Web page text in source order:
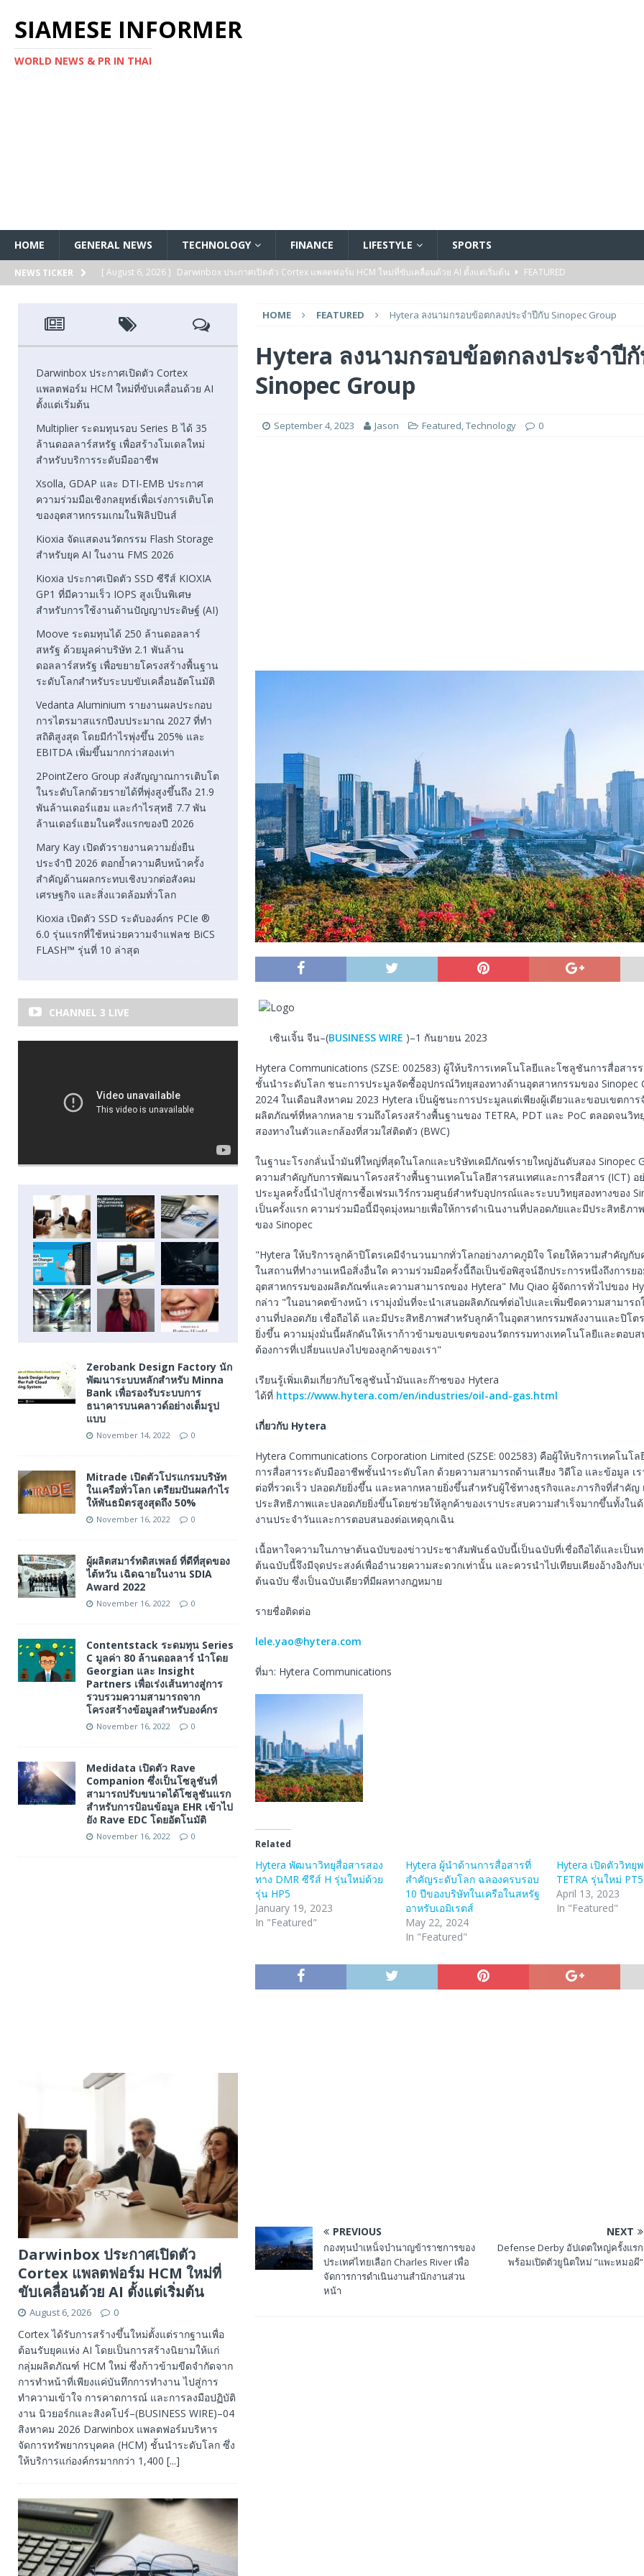
SIAMESE INFORMER
WORLD NEWS & PR IN THAI
HOME GENERAL NEWS TECHNOLOGY FINANCE LIFESTYLE SPORTS
NEWS TICKER [ August 6, 2026 ] Darwinbox ประกาศเปิดตัว Cortex แพลตฟอร์ม HCM ใหม่ที่ขับเคลื่อนด้วย AI ตั้งแต่เริ่มต้น
FEATURED
FEATURED
[ August 6, 2026 ] Xsolla, GDAP และ DTI-EMB ประกาศความร่วมมือเชิงกลยุทธ์เพื่อเร่งการเติบโตของอุตสาหกรรมเกมในฟิลิปปินส์
FEATURED
[ August 5, 2026 ] Kioxia จัดแสดงนวัตกรรม Flash Storage สำหรับยุค AI ในงาน FMS 2026
FEATURED
HOME FEATURED Hytera ลงนามกรอบข้อตกลงประจำปีกับ Sinopec Group
Hytera ลงนามกรอบข้อตกลงประจำปี
Sinopec Group
September 4, 2023 Jason Featured,Technology 0
เซินเจิ้น จีน–(BUSINESS WIRE )–1 กันยายน 2023
Hytera Communications (SZSE: 002583) ผู้ให้บริการเทคโนโลยีและโซลูชันการสื่อสาร
ชั้นนำระดับโลก ชนะการประมูลจัดซื้ออุปกรณ์วิทยุสองทางด้านอุตสาหกรรมของ Sinopec
2024 ในเดือนสิงหาคม 2023 Hytera เป็นผู้ชนะการประมูลแต่เพียงผู้เดียวและขอบเขตกา
ผลิตภัณฑ์ที่หลากหลาย รวมถึงโครงสร้างพื้นฐานของ TETRA, PDT และ PoC ตลอดจนวิท
สองทางในตัวและกล้องที่สวมใส่ติดตัว (BWC)
ในฐานะโรงกลั่นน้ำมันที่ใหญ่ที่สุดในโลกและบริษัทเคมีภัณฑ์รายใหญ่อันดับสอง Sinopec
ความสำคัญกับการพัฒนาโครงสร้างพื้นฐานเทคโนโลยีสารสนเทศและการสื่อสาร (ICT) อย่
ประมูลครั้งนี้นำไปสู่การซื้อเฟรมเวิร์กรวมศูนย์สำหรับอุปกรณ์และระบบวิทยุสองทางของ
เป็นครั้งแรก ความร่วมมือนี้มีจุดมุ่งหมายเพื่อให้การดำเนินงานที่ปลอดภัยและมีประสิทธิภา
ของ Sinopec
"Hytera ให้บริการลูกค้าปิโตรเคมีจำนวนมากทั่วโลกอย่างภาคภูมิใจ โดยให้ความสำคัญกั
ในสถานที่ทำงานเหนือสิ่งอื่นใด ความร่วมมือครั้งนี้ถือเป็นข้อพิสูจน์อีกประการหนึ่งถึงการย
อุตสาหกรรมของผลิตภัณฑ์และความสามารถของ Hytera" Mu Qiao ผู้จัดการทั่วไปของ
กล่าว "ในอนาคตข้างหน้า เรามุ่งมั่นที่จะนำเสนอผลิตภัณฑ์ต่อไปและเพิ่มขีดความสามารถ
งานที่ปลอดภัย เชื่อถือได้ และมีประสิทธิภาพสำหรับลูกค้าในอุตสาหกรรมพลังงานและปิโตร
ยิ่งขึ้น ความมุ่งมั่นนี้ผลักดันให้เราก้าวข้ามขอบเขตของนวัตกรรมทางเทคโนโลยีและตอบส
ต้องการที่เปลี่ยนแปลงไปของลูกค้าของเรา"
เรียนรู้เพิ่มเติมเกี่ยวกับโซลูชันน้ำมันและก๊าซของ Hytera
ได้ที่ https://www.hytera.com/en/industries/oil-and-gas.html
เกี่ยวกับHytera
Hytera Communications Corporation Limited (SZSE: 002583) คือผู้ให้บริการเทคโนโ
การสื่อสารระดับมืออาชีพชั้นนำระดับโลก ด้วยความสามารถด้านเสียง วิดีโอ และข้อมูล เร
ต่อที่รวดเร็ว ปลอดภัยยิ่งขึ้น และหลากหลายยิ่งขึ้นสำหรับผู้ใช้ทางธุรกิจและภารกิจที่สำคัญ
ประสิทธิภาพและปลอดภัยยิ่งขึ้นโดยช่วยให้ลูกค้าของเราประสบความสำเร็จมากขึ้นทั้งใน
งานประจำวันและการตอบสนองต่อเหตุฉุกเฉิน
เนื้อหาใจความในภาษาต้นฉบับของข่าวประชาสัมพันธ์ฉบับนี้เป็นฉบับที่เชื่อถือได้และเป็นท
ต้นฉบับนี้จึงมีจุดประสงค์เพื่ออำนวยความสะดวกเท่านั้น และควรนำไปเทียบเคียงอ้างอิงกับ
ต้นฉบับ ซึ่งเป็นฉบับเดียวที่มีผลทางกฎหมาย
รายชื่อติดต่อ
lele.yao@hytera.com
ที่มา: Hytera Communications
Related
Hytera พัฒนาวิทยุสื่อสารสอง
ทาง DMR ซีรีส์ H รุ่นใหม่ด้วย
รุ่น HP5
January 19, 2023
In "Featured"
Hytera ผู้นำด้านการสื่อสารที่
สำคัญระดับโลก ฉลองครบรอบ
10 ปีของบริษัทในเครือในสหรัฐ
อาหรับเอมิเรตส์
May 22, 2024
In "Featured"
Hytera เปิดตัววิทยุ
TETRA รุ่นใหม่
April 13, 2023
In "Featured"
PREVIOUS
กองทุนบำเหน็จบำนาญข้าราชการของ
ประเทศไทยเลือก Charles River เพื่อ
จัดการการดำเนินงานสำนักงานส่วน
หน้า
NEXT
Defense Derby อัปเดตใหญ่ครั้งแรก
พร้อมเปิดตัวยูนิตใหม่ ”แพะหมอผี”
Darwinbox ประกาศเปิดตัว Cortex
แพลตฟอร์ม HCM ใหม่ที่ขับเคลื่อนด้วย AI
ตั้งแต่เริ่มต้น
Multiplier ระดมทุนรอบ Series B ได้ 35
ล้านดอลลาร์สหรัฐ เพื่อสร้างโมเดลใหม่
สำหรับบริการระดับมืออาชีพ
Xsolla, GDAP และ DTI-EMB ประกาศ
ความร่วมมือเชิงกลยุทธ์เพื่อเร่งการเติบโต
ของอุตสาหกรรมเกมในฟิลิปปินส์
Kioxia จัดแสดงนวัตกรรม Flash Storage
สำหรับยุค AI ในงาน FMS 2026
Kioxia ประกาศเปิดตัว SSD ซีรีส์ KIOXIA
GP1 ที่มีความเร็ว IOPS สูงเป็นพิเศษ
สำหรับการใช้งานด้านปัญญาประดิษฐ์ (AI)
Moove ระดมทุนได้ 250 ล้านดอลลาร์
สหรัฐ ด้วยมูลค่าบริษัท 2.1 พันล้าน
ดอลลาร์สหรัฐ เพื่อขยายโครงสร้างพื้นฐาน
ระดับโลกสำหรับระบบขับเคลื่อนอัตโนมัติ
Vedanta Aluminium รายงานผลประกอบ
การไตรมาสแรกปีงบประมาณ 2027 ที่ทำ
สถิติสูงสุด โดยมีกำไรพุ่งขึ้น 205% และ
EBITDA เพิ่มขึ้นมากกว่าสองเท่า
2PointZero Group ส่งสัญญาณการเติบโต
ในระดับโลกด้วยรายได้ที่พุ่งสูงขึ้นถึง 21.9
พันล้านเดอร์แฮม และกำไรสุทธิ 7.7 พัน
ล้านเดอร์แฮมในครึ่งแรกของปี 2026
Mary Kay เปิดตัวรายงานความยั่งยืน
ประจำปี 2026 ตอกย้ำความคืบหน้าครั้ง
สำคัญด้านผลกระทบเชิงบวกต่อสังคม
เศรษฐกิจ และสิ่งแวดล้อมทั่วโลก
Kioxia เปิดตัว SSD ระดับองค์กร PCIe ®
6.0 รุ่นแรกที่ใช้หน่วยความจำแฟลช BiCS
FLASH™ รุ่นที่ 10 ล่าสุด
CHANNEL 3 LIVE
Zerobank Design Factory นัก
พัฒนาระบบหลักสำหรับ Minna
Bank เพื่อรองรับระบบการ
ธนาคารบนคลาวด์อย่างเต็มรูป
แบบ
November 14, 2022 0
Mitrade เปิดตัวโปรแกรมบริษัท
ในเครือทั่วโลก เตรียมปันผลกำไร
ให้พันธมิตรสูงสุดถึง 50%
November 16, 2022 0
ผู้ผลิตสมาร์ทดิสเพลย์ ที่ดีที่สุดของ
ไต้หวัน เฉิดฉายในงาน SDIA
Award 2022
November 16, 2022 0
Contentstack ระดมทุน Series
C มูลค่า 80 ล้านดอลลาร์ นำโดย
Georgian และ Insight
Partners เพื่อเร่งเส้นทางสู่การ
รวบรวมความสามารถจาก
โครงสร้างข้อมูลสำหรับองค์กร
November 16, 2022 0
Medidata เปิดตัว Rave
Companion ซึ่งเป็นโซลูชันที่
สามารถปรับขนาดได้โซลูชันแรก
สำหรับการป้อนข้อมูล EHR เข้าไป
ยัง Rave EDC โดยอัตโนมัติ
November 16, 2022 0
Darwinbox ประกาศเปิดตัว
Cortex แพลตฟอร์ม HCM ใหม่ที่
ขับเคลื่อนด้วย AI ตั้งแต่เริ่มต้น
August 6, 2026 0
Cortex ได้รับการสร้างขึ้นใหม่ตั้งแต่รากฐานเพื่อ
ต้อนรับยุคแห่ง AI โดยเป็นการสร้างนิยามให้แก่
กลุ่มผลิตภัณฑ์ HCM ใหม่ ซึ่งก้าวข้ามขีดจำกัดจาก
การทำหน้าที่เพียงแค่บันทึกการทำงาน ไปสู่การ
ทำความเข้าใจ การคาดการณ์ และการลงมือปฏิบัติ
งาน นิวยอร์กและสิงคโปร์–(BUSINESS WIRE)–04
สิงหาคม 2026 Darwinbox แพลตฟอร์มบริหาร
จัดการทรัพยากรบุคคล (HCM) ชั้นนำระดับโลก ซึ่ง
ให้บริการแก่องค์กรมากกว่า 1,400 [...]